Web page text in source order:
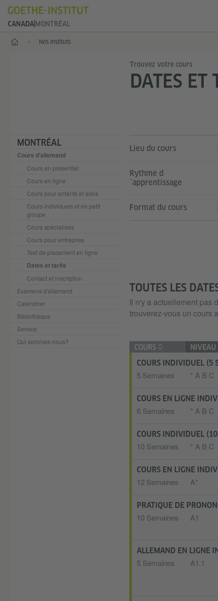
CANADA MONTRÉAL
Accueil Nos instituts
MONTRÉAL
Cours d'allemand
Cours en présentiel
Cours en ligne
Cours pour enfants et ados
Cours individuels et en petit
groupe
Cours spécialisés
Cours pour entreprise
Test de placement en ligne
Dates et tarifs
Contact et inscription
Examens d'allemand
Calendrier
Bibliothèque
Service
Qui sommes-nous?
Trouvez votre cours
DATES ET
Lieu du cours
Rythme d
´apprentissage
Format du cours
TOUTES LES
Il n'y a actuellement pas
trouverez-vous un cours
COURS NIVEAU
COURS INDIVIDUEL (5
5 Semaines * A B C
COURS EN LIGNE
6 Semaines * A B C
COURS INDIVIDUEL
10 Semaines * A B C
COURS EN LIGNE
12 Semaines A*
PRATIQUE DE
10 Semaines A1
ALLEMAND EN LIGNE
5 Semaines A1.1